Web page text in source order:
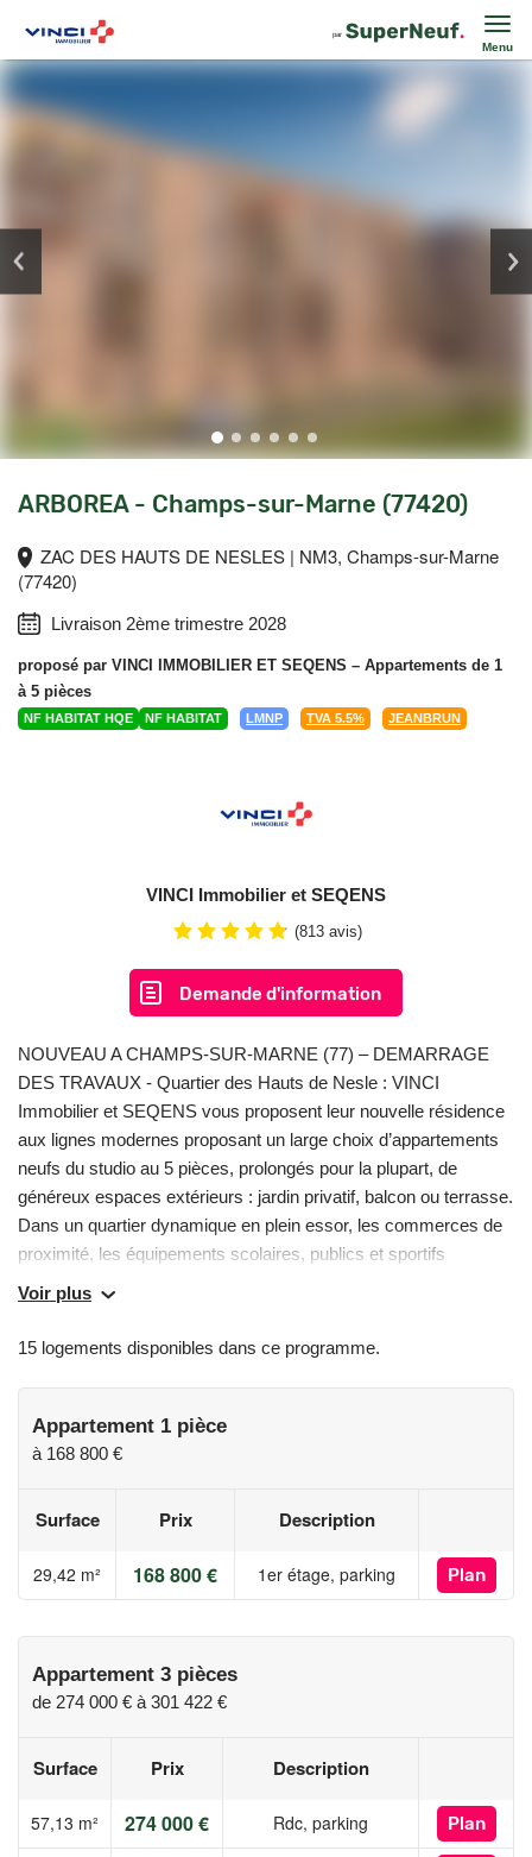
Menu
ARBOREA - Champs-sur-Marne (77420)
ZAC DES HAUTS DE NESLES | NM3, Champs-sur-Marne
(77420)
Livraison 2ème trimestre 2028
proposé par VINCI IMMOBILIER ET SEQENS – Appartements de 1
à 5 pièces
NF HABITAT HQE NF HABITAT LMNP TVA 5.5% JEANBRUN
VINCI Immobilier et SEQENS
(813 avis)
Demande d'information
NOUVEAU A CHAMPS-SUR-MARNE (77) – DEMARRAGE
DES TRAVAUX - Quartier des Hauts de Nesle : VINCI
Immobilier et SEQENS vous proposent leur nouvelle résidence
aux lignes modernes proposant un large choix d’appartements
neufs du studio au 5 pièces, prolongés pour la plupart, de
généreux espaces extérieurs : jardin privatif, balcon ou terrasse.
Dans un quartier dynamique en plein essor, les commerces de
proximité, les équipements scolaires, publics et sportifs
faciliteront votre quotidien. A 900m, la nouvelle gare du Grand
en 20 minutes. Vous profiterez pour l'acquisition de votre
% (sous conditions, disponibles auprès de nos conseillers). Plus
d’informations au ou sur
sont disponibles sur le site Géorisques :
Voir plus
15 logements disponibles dans ce programme.
Appartement 1 pièce
à 168 800 €
Surface Prix Description
29,42 m² 168 800 € 1er étage, parking Plan
Appartement 3 pièces
de 274 000 € à 301 422 €
Surface Prix Description
57,13 m² 274 000 € Rdc, parking Plan